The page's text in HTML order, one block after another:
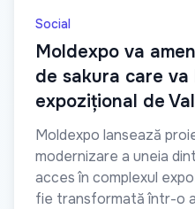
Social
Moldexpo va
de sakura care va
expozițional de
Moldexpo lansează
modernizare a uneia
acces în complexul
fie transformată într-o